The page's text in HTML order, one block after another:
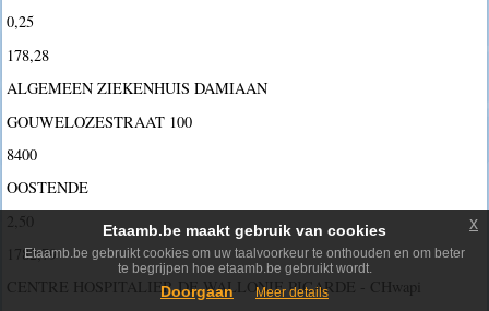
0,25
178,28
ALGEMEEN ZIEKENHUIS DAMIAAN
GOUWELOZESTRAAT 100
8400
OOSTENDE
2,50
1782,79
CENTRE HOSPITALIER DE WALLONIE PICARDE - CHwapi
Etaamb.be maakt gebruik van cookies
Etaamb.be gebruikt cookies om uw taalvoorkeur te onthouden en om beter
te begrijpen hoe etaamb.be gebruikt wordt.
Doorgaan Meer details
x